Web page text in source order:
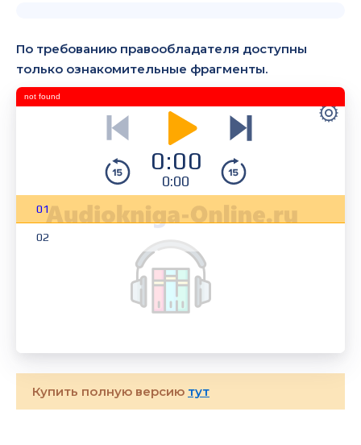
По требованию правообладателя доступны
только ознакомительные фрагменты.
0:00
0:00
01
02
not found
Купить полную версию тут